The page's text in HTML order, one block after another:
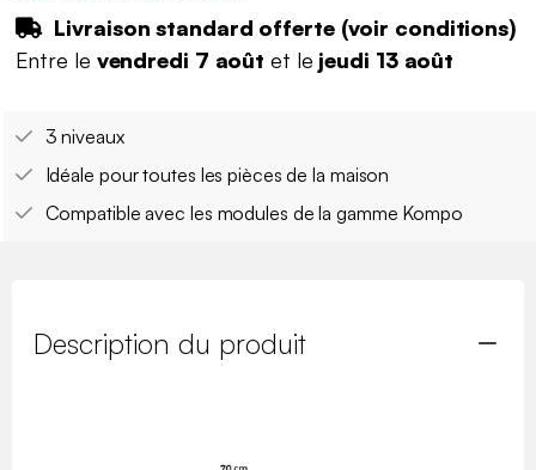
Livraison standard offerte (voir conditions)
Entre le vendredi 7 août et le jeudi 13 août
3 niveaux
Idéale pour toutes les pièces de la maison
Compatible avec les modules de la gamme Kompo
Description du produit